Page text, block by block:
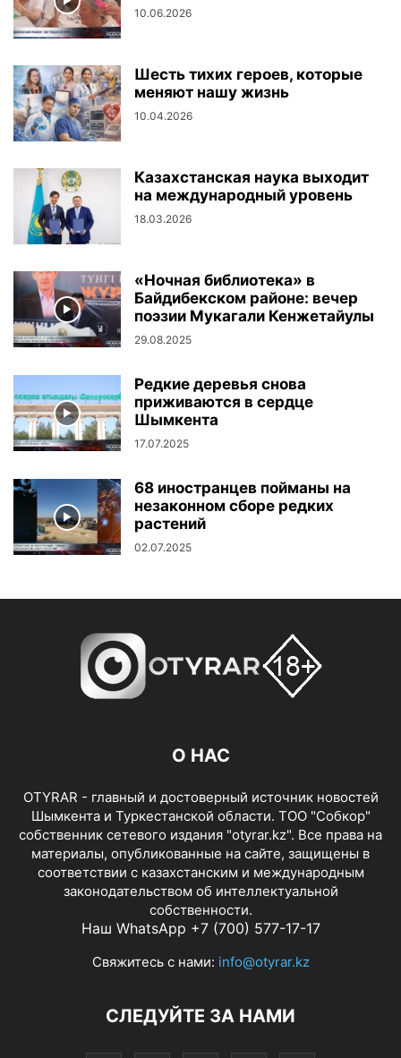
10.06.2026
Шесть тихих героев, которые
меняют нашу жизнь
10.04.2026
Казахстанская наука выходит
на международный уровень
18.03.2026
«Ночная библиотека» в
Байдибекском районе: вечер
поэзии Мукагали Кенжетайулы
29.08.2025
Редкие деревья снова
приживаются в сердце
Шымкента
17.07.2025
68 иностранцев пойманы на
незаконном сборе редких
растений
02.07.2025
О НАС
OTYRAR - главный и достоверный источник новостей
Шымкента и Туркестанской области. ТОО "Собкор"
собственник сетевого издания "otyrar.kz". Все права на
материалы, опубликованные на сайте, защищены в
соответствии с казахстанским и международным
законодательством об интеллектуальной
собственности.
Наш WhatsApp +7 (700) 577-17-17
Свяжитесь с нами: info@otyrar.kz
СЛЕДУЙТЕ ЗА НАМИ